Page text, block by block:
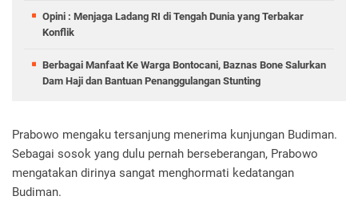
Opini : Menjaga Ladang RI di Tengah Dunia yang Terbakar
Konflik
Berbagai Manfaat Ke Warga Bontocani, Baznas Bone Salurkan
Dam Haji dan Bantuan Penanggulangan Stunting
Prabowo mengaku tersanjung menerima kunjungan Budiman.
Sebagai sosok yang dulu pernah berseberangan, Prabowo
mengatakan dirinya sangat menghormati kedatangan
Budiman.